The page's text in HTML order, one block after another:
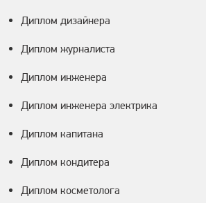
Диплом дизайнера
Диплом журналиста
Диплом инженера
Диплом инженера электрика
Диплом капитана
Диплом кондитера
Диплом косметолога